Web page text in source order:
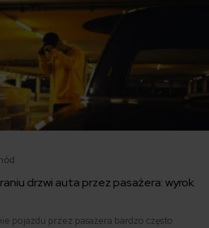
drzwi auta przez pasażera: wyrok
pojazdu przez pasażera bardzo często